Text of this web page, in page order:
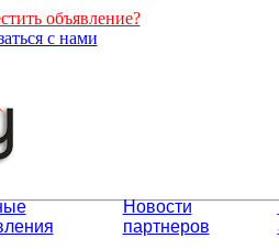
объявление?
с нами
Новости
партнеров